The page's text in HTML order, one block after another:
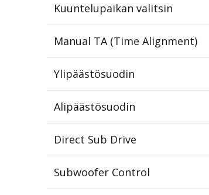
Kuuntelupaikan valitsin
Manual TA (Time Alignment)
Ylipäästösuodin
Alipäästösuodin
Direct Sub Drive
Subwoofer Control